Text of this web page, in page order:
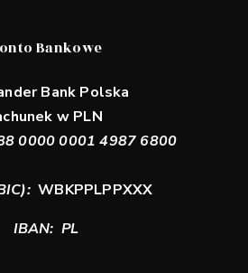
Bankowe
Bank Polska
w PLN
0000 0001 4987 6800
WBKPPLPPXXX
IBAN: PL